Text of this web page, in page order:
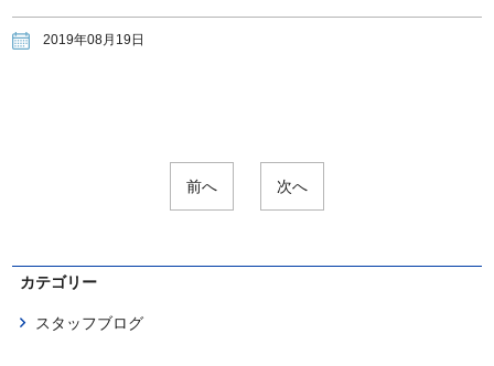
2019年08月19日
前へ 次へ
カテゴリー
スタッフブログ